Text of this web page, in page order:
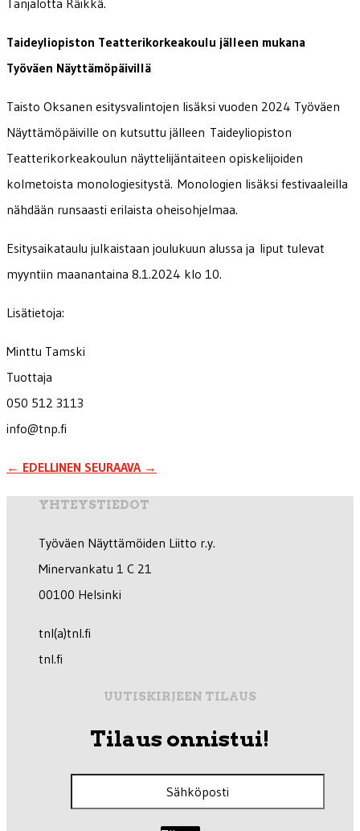
Taideyliopiston Teatterikorkeakoulu jälleen mukana
Työväen Näyttämöpäivillä
Taisto Oksanen esitysvalintojen lisäksi vuoden 2024 Työväen
Näyttämöpäiville on kutsuttu jälleen Taideyliopiston
Teatterikorkeakoulun näyttelijäntaiteen opiskelijoiden
kolmetoista monologiesitystä. Monologien lisäksi festivaaleilla
nähdään runsaasti erilaista oheisohjelmaa.
Esitysaikataulu julkaistaan joulukuun alussa ja liput tulevat
myyntiin maanantaina 8.1.2024 klo 10.
Lisätietoja:
Minttu Tamski
Tuottaja
050 512 3113
info@tnp.fi
← EDELLINEN SEURAAVA →
YHTEYSTIEDOT
Työväen Näyttämöiden Liitto r.y.
Minervankatu 1 C 21
00100 Helsinki
tnl(a)tnl.fi
tnl.fi
UUTISKIRJEEN TILAUS
Tilaus onnistui!